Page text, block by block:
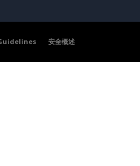
安全概述